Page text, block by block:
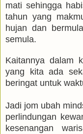
mati sehingga
tahun yang
hujan dan
semula.
Kaitannya dalam
yang kita ada
beringat untuk
Jadi jom ubah
perlindungan
kesenangan